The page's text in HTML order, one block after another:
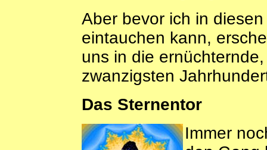
Aber bevor ich in
eintauchen kann,
uns in die
zwanzigsten
Das Sternentor
Immer